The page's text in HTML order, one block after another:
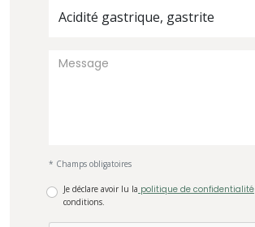
Acidité gastrique, gastrite
* Champs obligatoires
Je déclare avoir lu la politique de confidentialité
conditions.